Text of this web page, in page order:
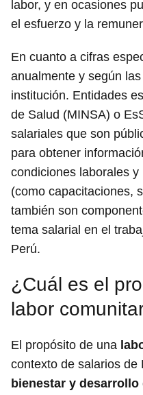
labor, y en ocasiones
el esfuerzo y la
En cuanto a cifras
anualmente y según
institución. Entidades
de Salud (MINSA) o
salariales que son
para obtener
condiciones laborales
(como capacitaciones,
también son
tema salarial en el
Perú.
¿Cuál es el
labor
El propósito de una
contexto de salarios de
bienestar y desarrollo